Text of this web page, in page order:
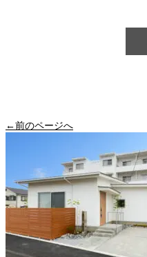
←前のページへ